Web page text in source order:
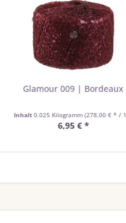
Glamour 009 | Bordeaux
Inhalt 0.025 Kilogramm (278,00 € * / 1 Kilogramm)
6,95 € *